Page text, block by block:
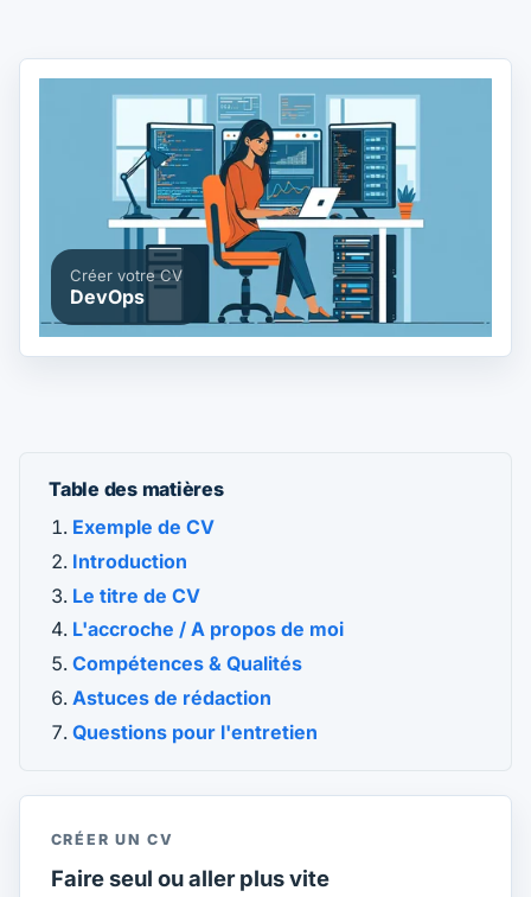
Créer votre CV
DevOps
Table des matières
Exemple de CV
Introduction
Le titre de CV
L'accroche / A propos de moi
Compétences & Qualités
Astuces de rédaction
Questions pour l'entretien
CRÉER UN CV
Faire seul ou aller plus vite